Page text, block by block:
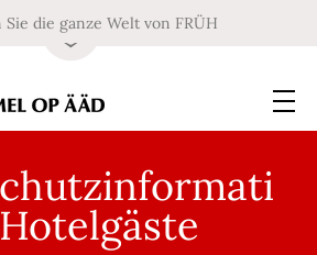
Sie die ganze Welt von FRÜH